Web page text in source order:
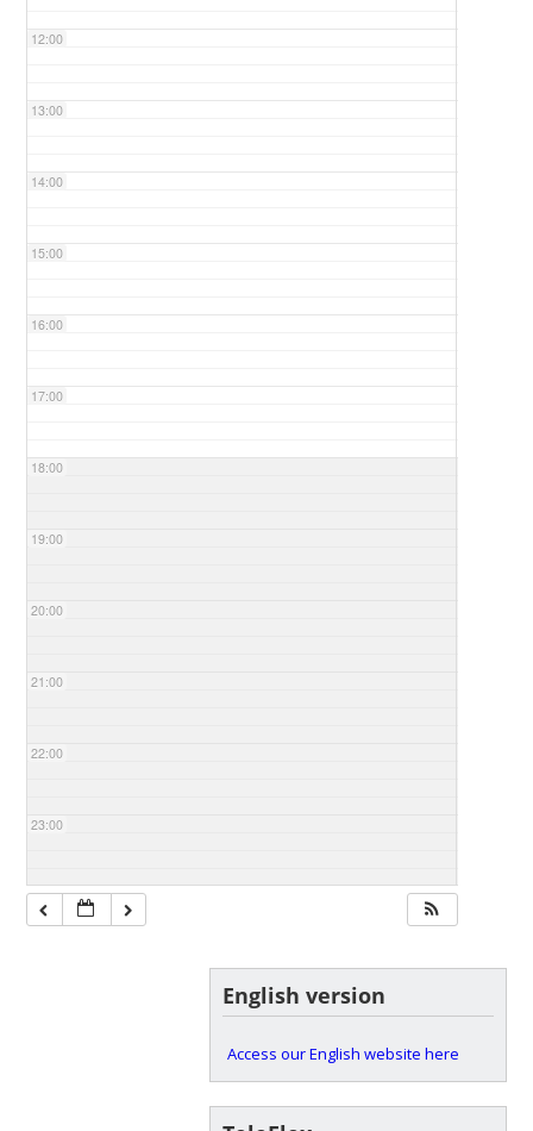
12:00
13:00
14:00
15:00
16:00
17:00
18:00
19:00
20:00
21:00
22:00
23:00
English version
Access our English website here